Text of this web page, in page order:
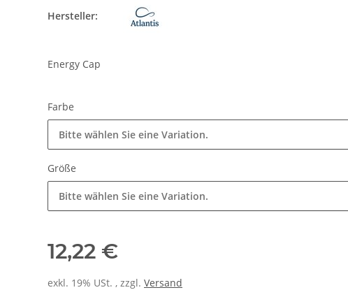
Hersteller:
Energy Cap
Farbe
Bitte wählen Sie eine Variation.
Größe
Bitte wählen Sie eine Variation.
12,22 €
exkl. 19% USt. , zzgl. Versand